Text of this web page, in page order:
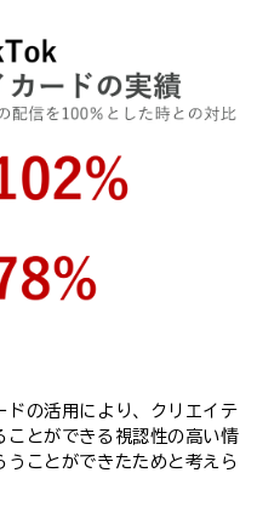
ドの活用により、クリエイテ
ことができる視認性の高い情
ことができたためと考えら